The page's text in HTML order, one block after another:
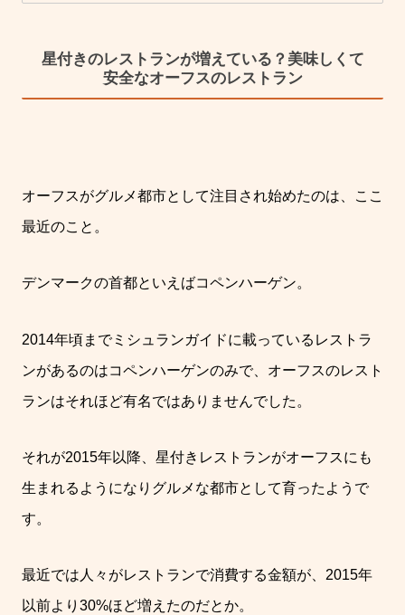
星付きのレストランが増えている？美味しくて
安全なオーフスのレストラン
オーフスがグルメ都市として注目され始めたのは、ここ
最近のこと。
デンマークの首都といえばコペンハーゲン。
2014年頃までミシュランガイドに載っているレストラ
ンがあるのはコペンハーゲンのみで、オーフスのレスト
ランはそれほど有名ではありませんでした。
それが2015年以降、星付きレストランがオーフスにも
生まれるようになりグルメな都市として育ったようで
す。
最近では人々がレストランで消費する金額が、 2015年
以前より 30%ほど増えたのだとか。